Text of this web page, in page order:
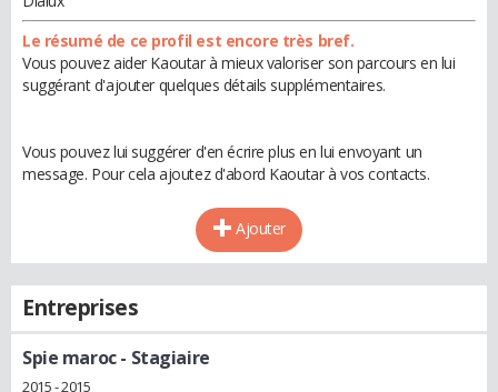
Le résumé de ce profil est encore très bref.
Vous pouvez aider Kaoutar à mieux valoriser son parcours en lui
suggérant d'ajouter quelques détails supplémentaires.
Vous pouvez lui suggérer d'en écrire plus en lui envoyant un
message. Pour cela ajoutez d'abord Kaoutar à vos contacts.
Ajouter
Entreprises
Spie maroc- Stagiaire
2015 - 2015